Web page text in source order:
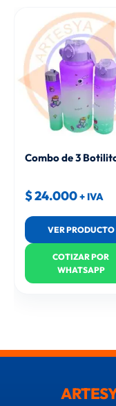
Combo de 3
$24.000+ IVA
VER PRODUCTO
COTIZAR POR
WHATSAPP